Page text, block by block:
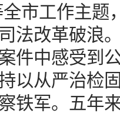
全市工作主
法改革破浪
件中感受到
以从严治检
铁军。五年